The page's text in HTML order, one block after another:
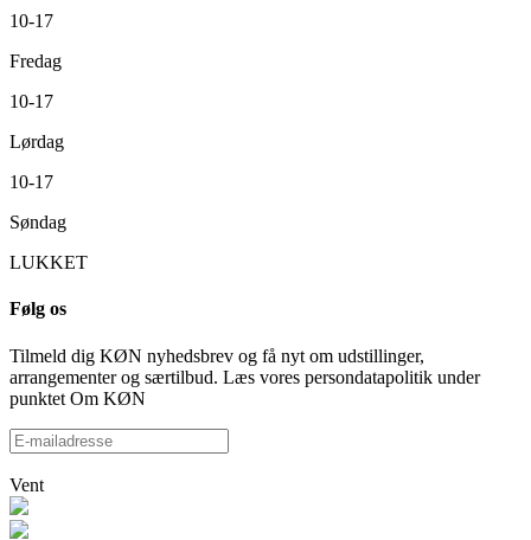
10-17
Fredag
10-17
Lørdag
10-17
Søndag
LUKKET
Følg os
Tilmeld dig KØN nyhedsbrev og få nyt om udstillinger,
arrangementer og særtilbud. Læs vores persondatapolitik under
punktet Om KØN
Vent